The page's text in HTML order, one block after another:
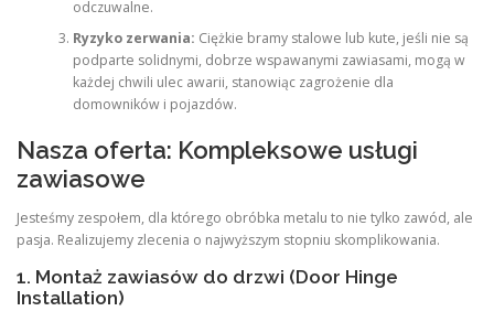
odczuwalne.
Ryzyko zerwania: Ciężkie bramy stalowe lub kute, jeśli nie są
podparte solidnymi, dobrze wspawanymi zawiasami, mogą w
każdej chwili ulec awarii, stanowiąc zagrożenie dla
domowników i pojazdów.
Nasza oferta: Kompleksowe usługi
zawiasowe
Jesteśmy zespołem, dla którego obróbka metalu to nie tylko zawód, ale
pasja. Realizujemy zlecenia o najwyższym stopniu skomplikowania.
1. Montaż zawiasów do drzwi (Door Hinge
Installation)